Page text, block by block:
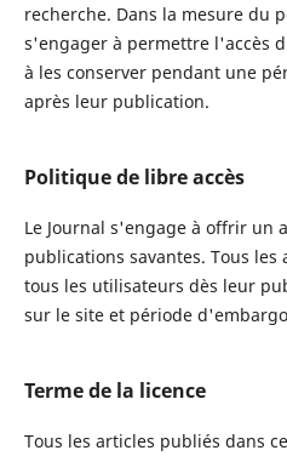
recherche. Dans la mesure du
s'engager à permettre l'accès
à les conserver pendant une
après leur publication.
Politique de libre accès
Le Journal s'engage à offrir un
publications savantes. Tous les
tous les utilisateurs dès leur
sur le site et période
Terme de la licence
Tous les articles publiés dans